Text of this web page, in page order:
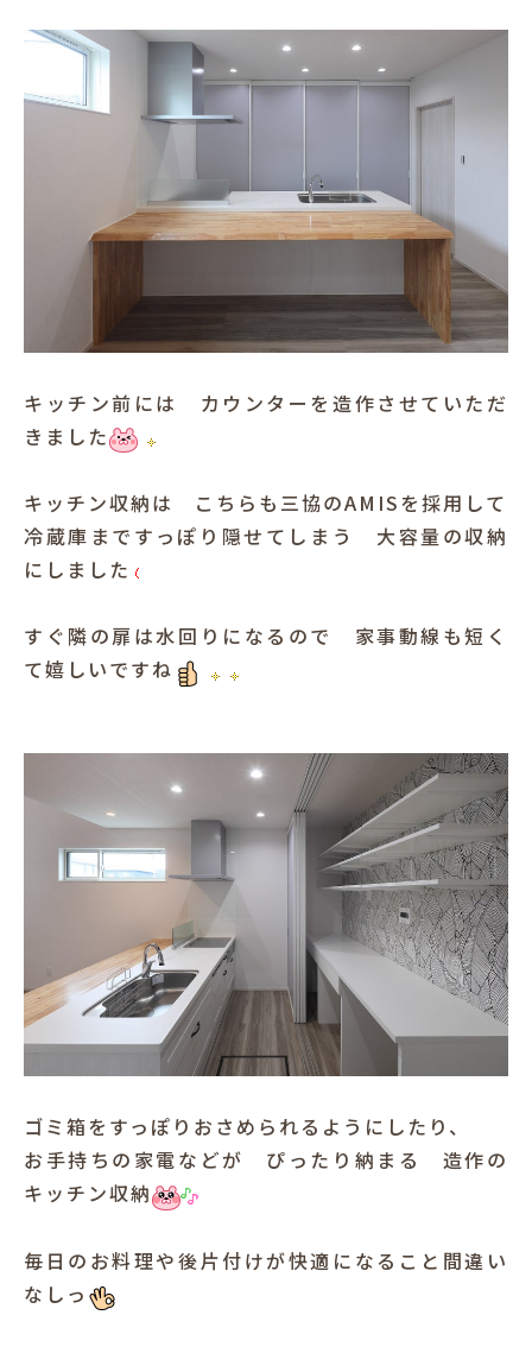
キッチン前には カウンターを造作させていただ
きました
キッチン収納は こちらも三協のAMISを採用して
冷蔵庫まですっぽり隠せてしまう 大容量の収納
にしました
すぐ隣の扉は水回りになるので 家事動線も短く
て嬉しいですね
ゴミ箱をすっぽりおさめられるようにしたり、
お手持ちの家電などが ぴったり納まる 造作の
キッチン収納
毎日のお料理や後片付けが快適になること間違い
なしっ